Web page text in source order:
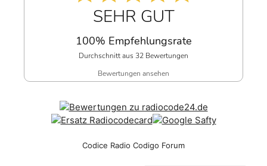
SEHR GUT
100% Empfehlungsrate
Durchschnitt aus 32 Bewertungen
Bewertungen ansehen
Codice Radio Codigo Forum